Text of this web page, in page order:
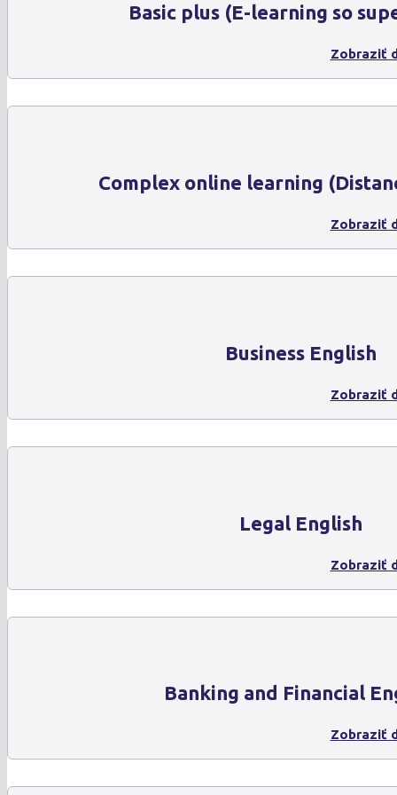
Basic plus (E-learning so
Zobraziť
Complex online learning
Zobraziť
Business English
Zobraziť
Legal English
Zobraziť
Banking and Financial
Zobraziť